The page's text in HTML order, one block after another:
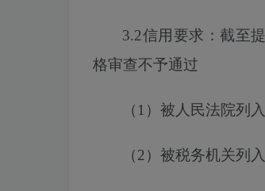
3.2信用要求：截至
格审查不予通过
（ 1）被人民法院列
（2）被税务机关列